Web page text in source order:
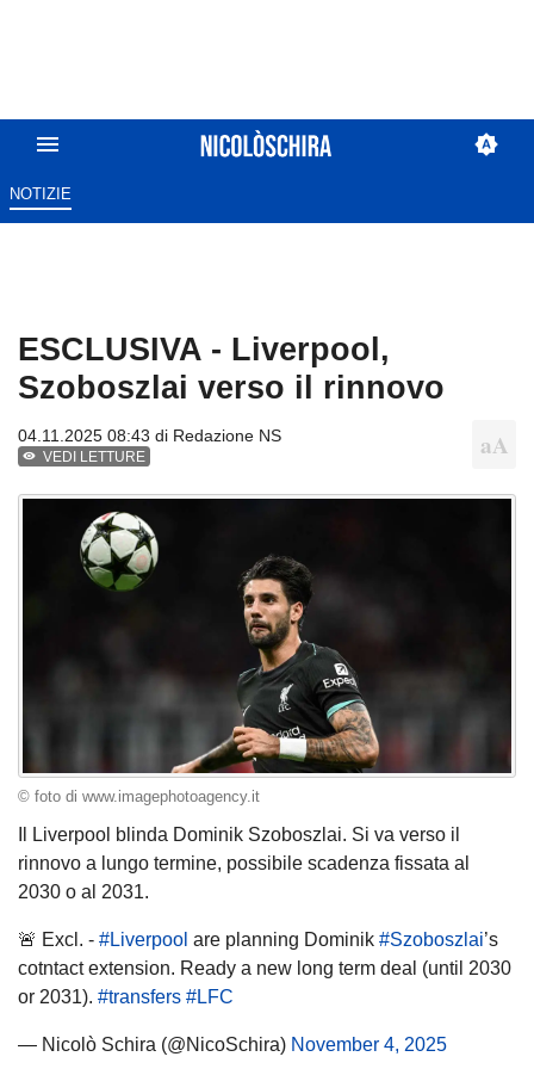
NOTIZIE
ESCLUSIVA - Liverpool,
Szoboszlai verso il rinnovo
04.11.2025 08:43 di Redazione NS
VEDI LETTURE
© foto di www.imagephotoagency.it
Il Liverpool blinda Dominik Szoboszlai. Si va verso il
rinnovo a lungo termine, possibile scadenza fissata al
2030 o al 2031.
🚨 Excl. - #Liverpool are planning Dominik #Szoboszlai’s
cotntact extension. Ready a new long term deal (until 2030
or 2031). #transfers #LFC
— Nicolò Schira (@NicoSchira) November 4, 2025